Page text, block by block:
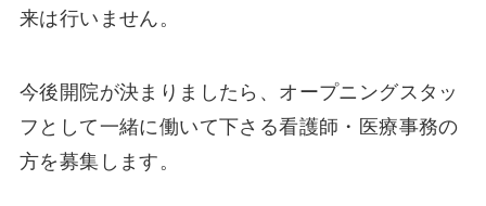
来は行いません。
今後開院が決まりましたら、オープニングスタッ
フとして一緒に働いて下さる看護師・医療事務の
方を募集します。